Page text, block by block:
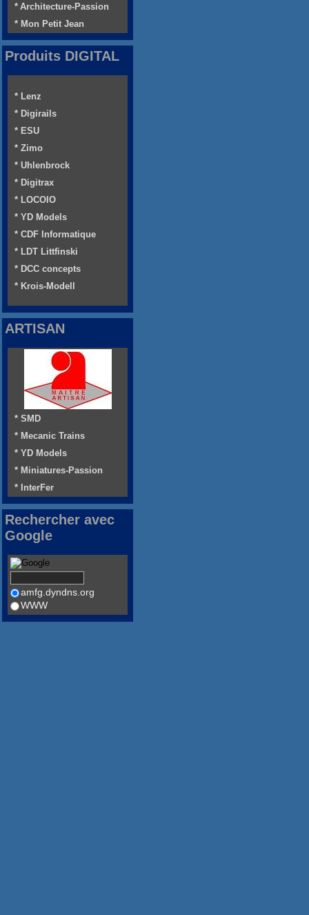
* Architecture-Passion
* Mon Petit Jean
Produits DIGITAL
* Lenz
* Digirails
* ESU
* Zimo
* Uhlenbrock
* Digitrax
* LOCOIO
* YD Models
* CDF Informatique
* LDT Littfinski
* DCC concepts
* Krois-Modell
ARTISAN
* SMD
* Mecanic Trains
* YD Models
* Miniatures-Passion
* InterFer
Rechercher avec
Google
amfg.dyndns.org
WWW